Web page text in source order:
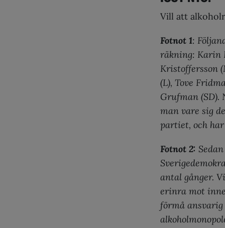
Vill att
Fotnot 1:
räkning: Karin
Kristoffersson
(L), Tove
Grufman (SD).
man vare sig
partiet, och
Fotnot 2:
antal gånger.
erinra mot
förmå